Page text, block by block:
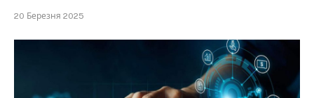
20 Березня 2025